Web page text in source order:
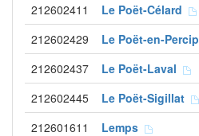
212602411 Le Poët-Célard
212602429 Le Poët-en-Percip
212602437 Le Poët-Laval
212602445 Le Poët-Sigillat
212601611 Lemps